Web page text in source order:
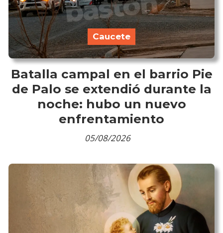
Batalla campal en el barrio Pie
de Palo se extendió durante la
noche: hubo un nuevo
enfrentamiento
Caucete
05/08/2026